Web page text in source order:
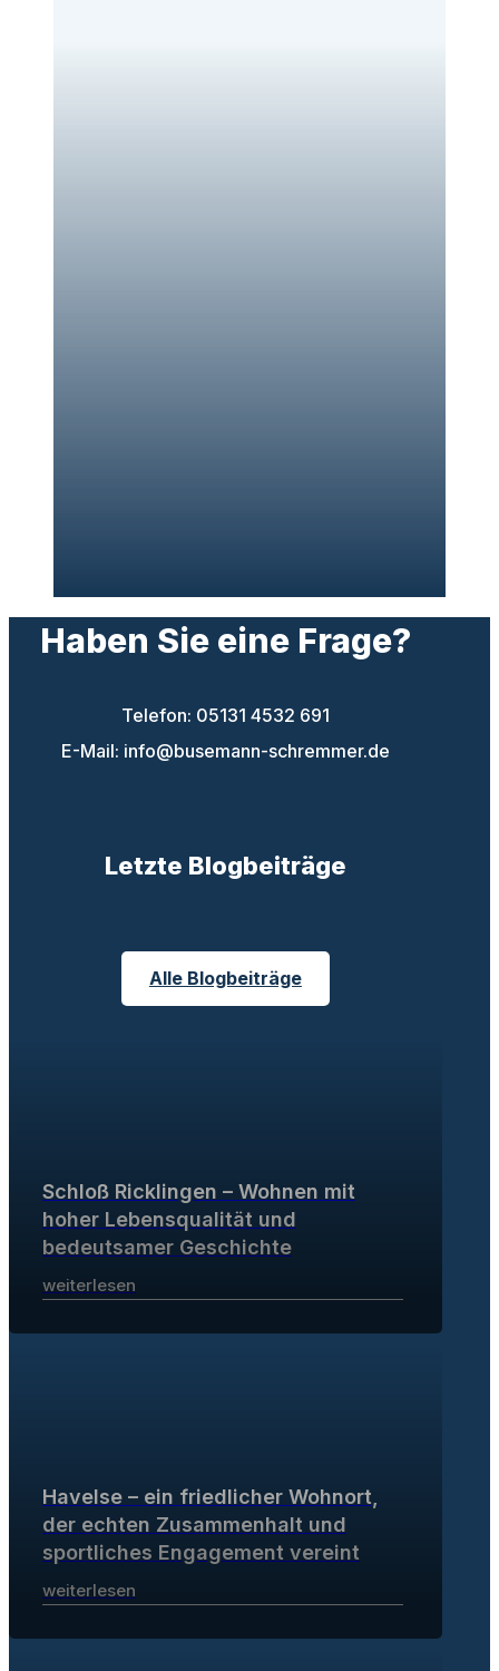
Haben Sie eine Frage?
Telefon: 05131 4532 691
E-Mail: info@busemann-schremmer.de
Letzte Blogbeiträge
Alle Blogbeiträge
Schloß Ricklingen – Wohnen mit
hoher Lebensqualität und
bedeutsamer Geschichte
weiterlesen
Havelse – ein friedlicher Wohnort,
der echten Zusammenhalt und
sportliches Engagement vereint
weiterlesen